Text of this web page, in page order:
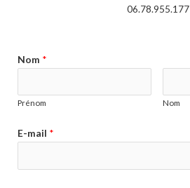
06.78.955.177
Nom *
Prénom Nom
E-mail *